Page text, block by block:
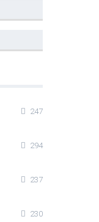
247
294
237
230